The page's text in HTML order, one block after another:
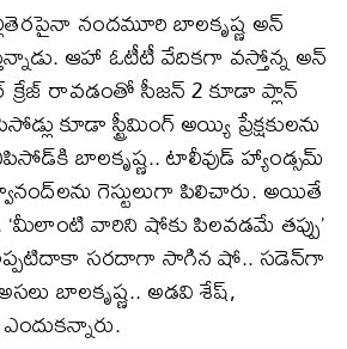
నందమూరి బాలకృష్ణ అన్​
ఆహా ఓటీటీ వేదికగా వస్తోన్న అన్​
క్రేజ్ రావడంతో సీజన్ 2 కూడా ప్లాన్
కూడా స్ట్రీమింగ్ అయ్యి ప్రేక్షకులను
బాలకృష్ణ.. టాలీవుడ్ హ్యాండ్సమ్
గెస్టులుగా పిలిచారు. అయితే
వారిని షోకు పిలవడమే తప్పు’
సరదాగా సాగిన షో.. సడెన్​గా
బాలకృష్ణ.. అడవి శేష్,